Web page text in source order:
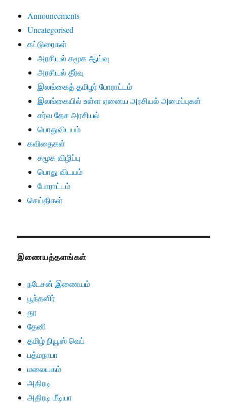
Announcements
Uncategorised
கட்டுரைகள்
அரசியல் சமூக ஆய்வு
அரசியல் தீர்வு
இலங்கைத் தமிழர் போராட்டம்
இலங்கையில் உள்ள ஏனைய அரசியல் அமைப்புகள்
சர்வ தேச அரசியல்
பொதுவிடயம்
கவிதைகள்
சமூக விழிப்பு
பொது விடயம்
போராட்டம்
செய்திகள்
இணையத்தளங்கள்
நடேசன் இணையம்
பூந்தளிர்
தூ
தேனி
தமிழ் நியூஸ் வெப்
பத்மநாபா
மலையகம்
அதிரடி
அதிரடி மீடியா